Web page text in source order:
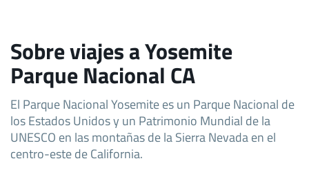
Sobre viajes a Yosemite
Parque Nacional CA
El Parque Nacional Yosemite es un Parque Nacional de
los Estados Unidos y un Patrimonio Mundial de la
UNESCO en las montañas de la Sierra Nevada en el
centro-este de California.